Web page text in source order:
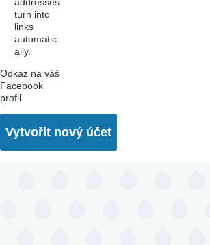
turn into
links
automatic
ally.
Odkaz na váš
Facebook
profil